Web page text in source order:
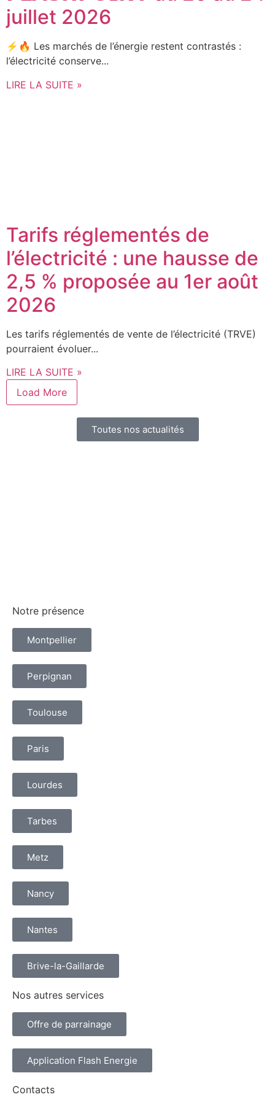
juillet 2026
⚡🔥 Les marchés de l’énergie restent contrastés :
l’électricité conserve...
LIRE LA SUITE »
Tarifs réglementés de
l’électricité : une hausse de
2,5 % proposée au 1er août
2026
Les tarifs réglementés de vente de l’électricité (TRVE)
pourraient évoluer...
LIRE LA SUITE »
Load More
Toutes nos actualités
Notre présence
Montpellier
Perpignan
Toulouse
Paris
Lourdes
Tarbes
Metz
Nancy
Nantes
Brive-la-Gaillarde
Nos autres services
Offre de parrainage
Application Flash Energie
Contacts